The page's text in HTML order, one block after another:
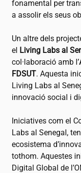
fonamental per
a assolir els seus
Un altre dels
el Living Labs al
col·laboració amb l’
FDSUT. Aquesta
Living Labs al
innovació social i
Iniciatives com el
Labs al Senegal,
ecosistema
tothom. Aquestes
Digital Global de